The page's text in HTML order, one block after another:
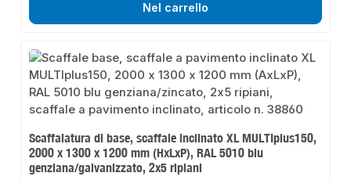
Nel carrello
Scaffalatura di base, scaffale inclinato XL MULTIplus150,
2000 x 1300 x 1200 mm (HxLxP), RAL 5010 blu
genziana/galvanizzato, 2x5 ripiani